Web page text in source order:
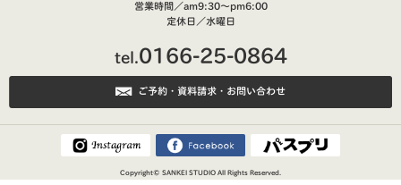
営業時間／am9:30～pm6:00
定休日／水曜日
tel.0166-25-0864
ご予約・資料請求・お問い合わせ
Copyright© SANKEI STUDIO All Rights Reserved.